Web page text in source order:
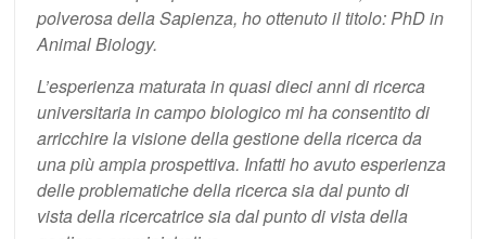
polverosa della Sapienza, ho ottenuto il titolo: PhD in
Animal Biology.
L’esperienza maturata in quasi dieci anni di ricerca
universitaria in campo biologico mi ha consentito di
arricchire la visione della gestione della ricerca da
una più ampia prospettiva. Infatti ho avuto esperienza
delle problematiche della ricerca sia dal punto di
vista della ricercatrice sia dal punto di vista della